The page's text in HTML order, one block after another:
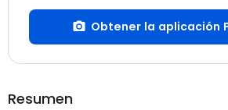
Obtener la aplicación
Resumen